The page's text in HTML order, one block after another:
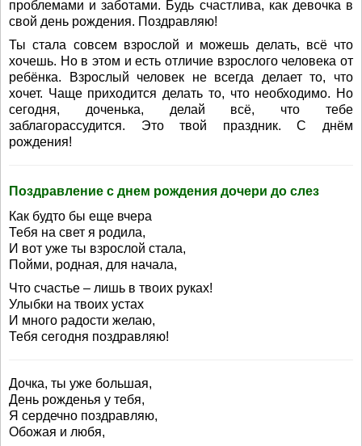
проблемами и заботами. Будь счастлива, как девочка в
свой день рождения. Поздравляю!
Ты стала совсем взрослой и можешь делать, всё что
хочешь. Но в этом и есть отличие взрослого человека от
ребёнка. Взрослый человек не всегда делает то, что
хочет. Чаще приходится делать то, что необходимо. Но
сегодня, доченька, делай всё, что тебе
заблагорассудится. Это твой праздник. С днём
рождения!
Поздравление с днем рождения дочери до слез
Как будто бы еще вчера
Тебя на свет я родила,
И вот уже ты взрослой стала,
Пойми, родная, для начала,
Что счастье – лишь в твоих руках!
Улыбки на твоих устах
И много радости желаю,
Тебя сегодня поздравляю!
Дочка, ты уже большая,
День рожденья у тебя,
Я сердечно поздравляю,
Обожая и любя,